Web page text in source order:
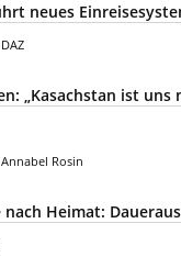
neues
DAZ
„Kasachstan ist uns
Annabel Rosin
nach Heimat: